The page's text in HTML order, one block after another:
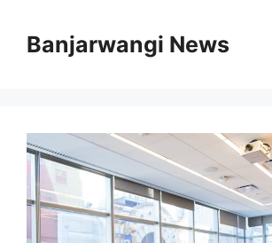
Banjarwangi News